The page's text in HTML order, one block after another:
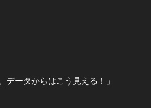
データからはこう見える！」